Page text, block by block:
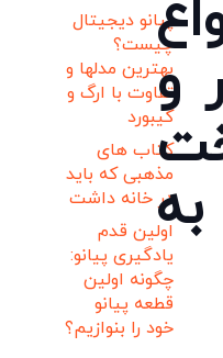
و
پیانو دیجیتال
چیست؟
بهترین مدلها و
تفاوت با ارگ و
کیبورد
کتاب های
مذهبی که باید
در خانه داشت
اولین قدم
یادگیری پیانو:
چگونه اولین
قطعه پیانو
خود را بنوازیم؟